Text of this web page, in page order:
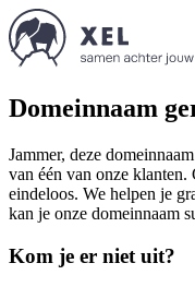
Domeinnaam
Jammer, deze
van één van onze
eindeloos. We helpen je
kan je onze domeinnaam
Kom je er niet uit?